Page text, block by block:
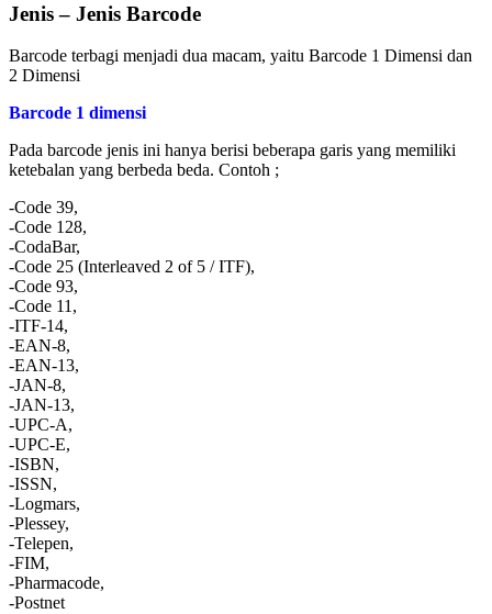
Jenis – Jenis Barcode
Barcode terbagi menjadi dua macam, yaitu Barcode 1 Dimensi dan
2 Dimensi
Barcode 1 dimensi
Pada barcode jenis ini hanya berisi beberapa garis yang memiliki
ketebalan yang berbeda beda. Contoh ;
-Code 39,
-Code 128,
-CodaBar,
-Code 25 (Interleaved 2 of 5 / ITF),
-Code 93,
-Code 11,
-ITF-14,
-EAN-8,
-EAN-13,
-JAN-8,
-JAN-13,
-UPC-A,
-UPC-E,
-ISBN,
-ISSN,
-Logmars,
-Plessey,
-Telepen,
-FIM,
-Pharmacode,
-Postnet